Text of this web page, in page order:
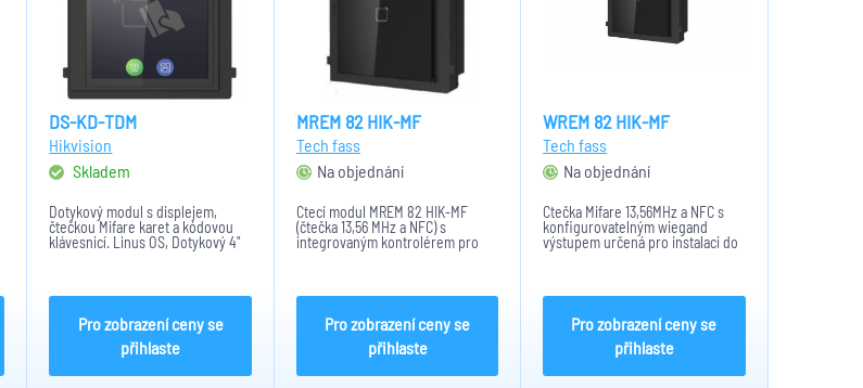
DS-KD-TDM
Hikvision
Skladem
Dotykový modul s displejem,
čtečkou Mifare karet a kódovou
klávesnicí. Linus OS, Dotykový 4"
IPS displej s rozlišením 480x480 ,
Pro zobrazení ceny se
přihlaste
MREM 82 HIK-MF
Tech fass
Na objednání
Čtecí modul MREM 82 HIK-MF
(čtečka 13,56 MHz a NFC) s
integrovaným kontrolérem pro
jedny dveře je určen pro
Plus nebo pro autonomní provoz.
Pro...Pro zobrazení ceny se
přihlaste
WREM 82 HIK-MF
Tech fass
Na objednání
Čtečka Mifare 13,56MHz a NFC s
konfigurovatelným wiegand
výstupem určená pro instalaci do
modulárního vstupního panelu
Pro zobrazení ceny se
přihlaste